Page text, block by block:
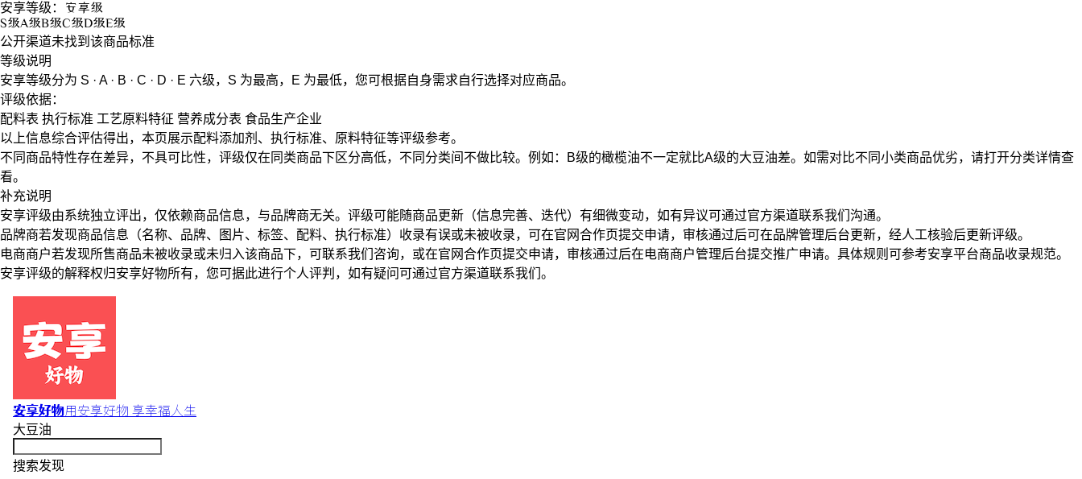
安享等级： 安享级
S级A级B级C级D级E级
公开渠道未找到该商品标准
等级说明
安享等级分为 S · A · B · C · D · E 六级， S 为最高， E 为最低，您可根据自身需求自行选择对应商品。
评级依据：
配料表 执行标准 工艺原料特征 营养成分表 食品生产企业
以上信息综合评估得出，本页展示配料添加剂 、 执行标准、 原料特征等评级参考。
不同商品特性存在差异，不具可比性，评级仅在 同类商品下区分高低，不同分类间不做比较。例如：B级的橄榄油不一定就比A级的大豆油差。如需对比不同小类商品优劣，请打开分类详情查
看。
补充说明
安享评级由系统独立评出，仅依赖商品信息， 与品牌商无关。评级可能随商品更新（信息完善、迭代）有细微变动，如有异议可通过官方渠道联系我们沟通。
品牌商若发现商品信息（名称、品牌、图片、标签、配料、执行标准）收录有误或未被收录，可在官网合作页提交申请，审核通过后可在品牌管理后台更新，经人工核验后更新评级。
电商商户若发现所售商品未被收录或未归入该商品下，可联系我们咨询，或在官网合作页提交申请，审核通过后在电商商户管理后台提交推广申请。具体规则可参考安享平台商品收录规范。
安享评级的解释权归安享好物所有，您可据此进行个人评判，如有疑问可通过官方渠道联系我们。
安享好物用安享好物 享幸福人生
大豆油
搜索发现